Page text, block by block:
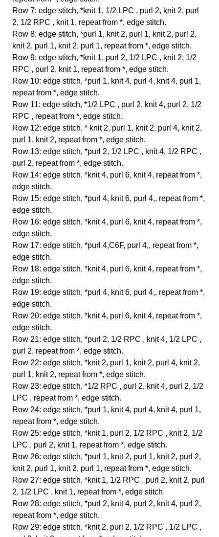
Row 7: edge stitch, *knit 1, 1/2 LPC , purl 2, knit 2, purl
2, 1/2 RPC , knit 1, repeat from *, edge stitch.
Row 8: edge stitch, *purl 1, knit 2, purl 1, knit 2, purl 2,
knit 2, purl 1, knit 2, purl 1, repeat from *, edge stitch.
Row 9: edge stitch, *knit 1, purl 2, 1/2 LPC , knit 2, 1/2
RPC , purl 2, knit 1, repeat from *, edge stitch.
Row 10: edge stitch, *purl 1, knit 4, purl 4, knit 4, purl 1,
repeat from *, edge stitch.
Row 11: edge stitch, *1/2 LPC , purl 2, knit 4, purl 2, 1/2
RPC , repeat from *, edge stitch.
Row 12: edge stitch, * knit 2, purl 1, knit 2, purl 4, knit 2,
purl 1, knit 2, repeat from *, edge stitch.
Row 13: edge stitch, *purl 2, 1/2 LPC , knit 4, 1/2 RPC ,
purl 2, repeat from *, edge stitch.
Row 14: edge stitch, *knit 4, purl 6, knit 4, repeat from *,
edge stitch.
Row 15: edge stitch, *purl 4, knit 6, purl 4,, repeat from *,
edge stitch.
Row 16: edge stitch, *knit 4, purl 6, knit 4, repeat from *,
edge stitch.
Row 17: edge stitch, *purl 4,C6F, purl 4,, repeat from *,
edge stitch.
Row 18: edge stitch, *knit 4, purl 6, knit 4, repeat from *,
edge stitch.
Row 19: edge stitch, *purl 4, knit 6, purl 4,, repeat from *,
edge stitch.
Row 20: edge stitch, *knit 4, purl 6, knit 4, repeat from *,
edge stitch.
Row 21: edge stitch, *purl 2, 1/2 RPC , knit 4, 1/2 LPC ,
purl 2, repeat from *, edge stitch.
Row 22: edge stitch, *knit 2, purl 1, knit 2, purl 4, knit 2,
purl 1, knit 2, repeat from *, edge stitch.
Row 23: edge stitch, *1/2 RPC , purl 2, knit 4, purl 2, 1/2
LPC , repeat from *, edge stitch.
Row 24: edge stitch, *purl 1, knit 4, purl 4, knit 4, purl 1,
repeat from *, edge stitch.
Row 25: edge stitch, *knit 1, purl 2, 1/2 RPC , knit 2, 1/2
LPC , purl 2, knit 1, repeat from *, edge stitch.
Row 26: edge stitch, *purl 1, knit 2, purl 1, knit 2, purl 2,
knit 2, purl 1, knit 2, purl 1, repeat from *, edge stitch.
Row 27: edge stitch, *knit 1, 1/2 RPC , purl 2, knit 2, purl
2, 1/2 LPC , knit 1, repeat from *, edge stitch.
Row 28: edge stitch, *purl 2, knit 4, purl 2, knit 4, purl 2,
repeat from *, edge stitch.
Row 29: edge stitch, *knit 2, purl 2, 1/2 RPC , 1/2 LPC ,